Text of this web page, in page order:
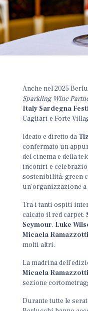
Anche nel 2025
Sparkling Wine
Italy Sardegna
Cagliari e Forte
Ideato e diretto da
confermato un
del cinema e della
incontri e
sostenibilità: green
un’organizzazione
Tra i tanti ospiti
calcato il red carpet:
Seymour, Luke
Micaela
molti altri.
La madrina
Micaela Ramazzotti
sezione
Durante tutte le